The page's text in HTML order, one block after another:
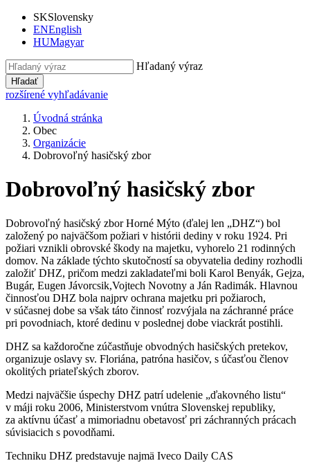
SKSlovensky
ENEnglish
HUMagyar
Hľadaný výraz
Hľadať
rozšírené vyhľadávanie
Úvodná stránka
Obec
Organizácie
Dobrovoľný hasičský zbor
Dobrovoľný hasičský zbor
Dobrovoľný hasičský zbor Horné Mýto (ďalej len „DHZ“) bol
založený po najväčšom požiari v histórii dediny v roku 1924. Pri
požiari vznikli obrovské škody na majetku, vyhorelo 21 rodinných
domov. Na základe týchto skutočností sa obyvatelia dediny rozhodli
založiť DHZ, pričom medzi zakladateľmi boli Karol Benyák, Gejza,
Bugár, Eugen Jávorcsik,Vojtech Novotny a Ján Radimák. Hlavnou
činnosťou DHZ bola najprv ochrana majetku pri požiaroch,
v súčasnej dobe sa však táto činnosť rozvýjala na záchranné práce
pri povodniach, ktoré dedinu v poslednej dobe viackrát postihli.
DHZ sa každoročne zúčastňuje obvodných hasičských pretekov,
organizuje oslavy sv. Floriána, patróna hasičov, s účasťou členov
okolitých priateľských zborov.
Medzi najväčšie úspechy DHZ patrí udelenie „ďakovného listu“
v máji roku 2006, Ministerstvom vnútra Slovenskej republiky,
za aktívnu účasť a mimoriadnu obetavosť pri záchranných prácach
súvisiacich s povodňami.
Techniku DHZ predstavuje najmä Iveco Daily CAS